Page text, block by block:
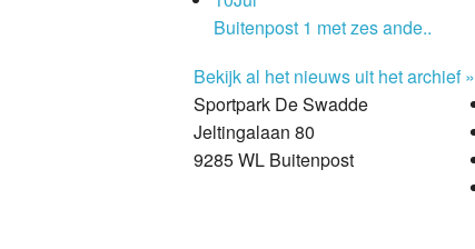
Buitenpost 1 met zes ande..
Bekijk al het nieuws uit het archief »
Sportpark De Swadde
Jeltingalaan 80
9285 WL Buitenpost